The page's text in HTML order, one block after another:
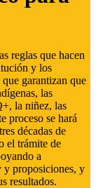
reglas que hacen
y los
garantizan que
las
la niñez, las
proceso se hará
décadas de
el trámite de
a
y proposiciones, y
resultados.